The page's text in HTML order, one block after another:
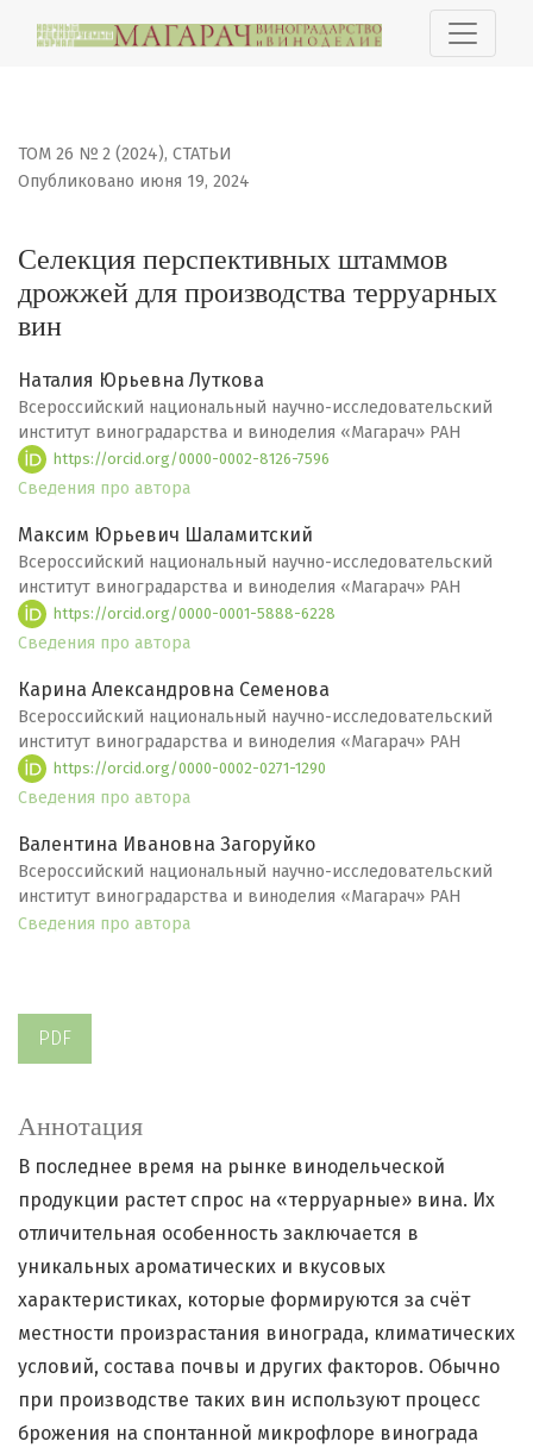
Селекция перспективных штаммов дрожжей для
ТОМ 26 № 2 (2024), СТАТЬИ
Селекция перспективных штаммов
дрожжей для производства терруарных
вин
Опубликовано июня 19, 2024
Наталия Юрьевна Луткова
Всероссийский национальный научно-исследовательский
институт виноградарства и виноделия «Магарач» РАН
https://orcid.org/0000-0002-8126-7596
Сведения про автора
Максим Юрьевич Шаламитский
Всероссийский национальный научно-исследовательский
институт виноградарства и виноделия «Магарач» РАН
https://orcid.org/0000-0001-5888-6228
Сведения про автора
Карина Александровна Семенова
Всероссийский национальный научно-исследовательский
институт виноградарства и виноделия «Магарач» РАН
https://orcid.org/0000-0002-0271-1290
Сведения про автора
Валентина Ивановна Загоруйко
Всероссийский национальный научно-исследовательский
институт виноградарства и виноделия «Магарач» РАН
Сведения про автора
PDF
Аннотация
В последнее время на рынке винодельческой
продукции растет спрос на «терруарные» вина. Их
отличительная особенность заключается в
уникальных ароматических и вкусовых
характеристиках, которые формируются за счёт
местности произрастания винограда, климатических
условий, состава почвы и других факторов. Обычно
при производстве таких вин используют процесс
брожения на спонтанной микрофлоре винограда